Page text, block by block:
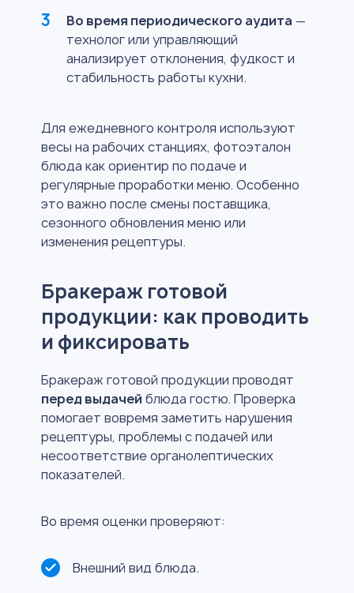
Во время периодического аудита —
технолог или управляющий
анализирует отклонения, фудкост и
стабильность работы кухни.
Для ежедневного контроля используют
весы на рабочих станциях, фотоэталон
блюда как ориентир по подаче и
регулярные проработки меню. Особенно
это важно после смены поставщика,
сезонного обновления меню или
изменения рецептуры.
Бракераж готовой
продукции: как проводить
и фиксировать
Бракераж готовой продукции проводят
перед выдачей блюда гостю. Проверка
помогает вовремя заметить нарушения
рецептуры, проблемы с подачей или
несоответствие органолептических
показателей.
Во время оценки проверяют:
Внешний вид блюда.